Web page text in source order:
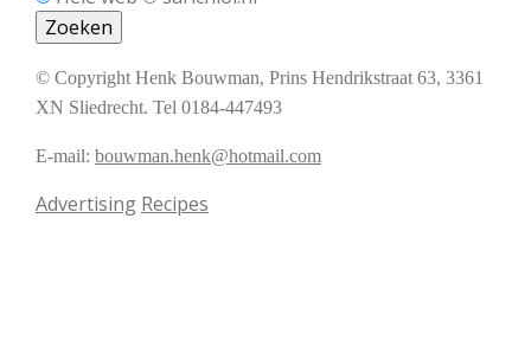
© Copyright Henk Bouwman, Prins Hendrikstraat 63, 3361
XN Sliedrecht. Tel 0184-447493
E-mail: bouwman.henk@hotmail.com
Advertising Recipes